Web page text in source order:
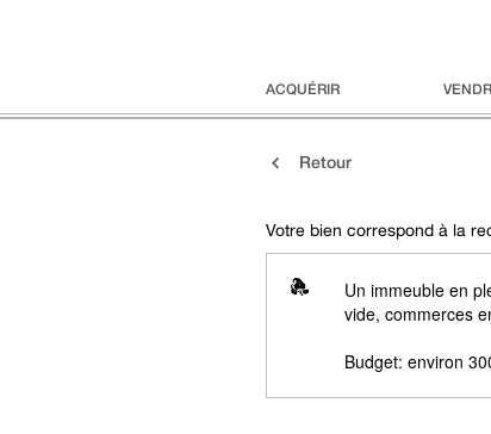
ACQUÉRIR
Retour
Votre bien correspond à la
Un immeuble en
vide, commerces
Budget: environ